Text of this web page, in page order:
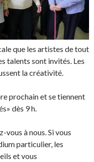
que les artistes de tout
talents sont invités. Les
la créativité.
prochain et se tiennent
dès 9 h.
vous à nous. Si vous
particulier, les
et vous